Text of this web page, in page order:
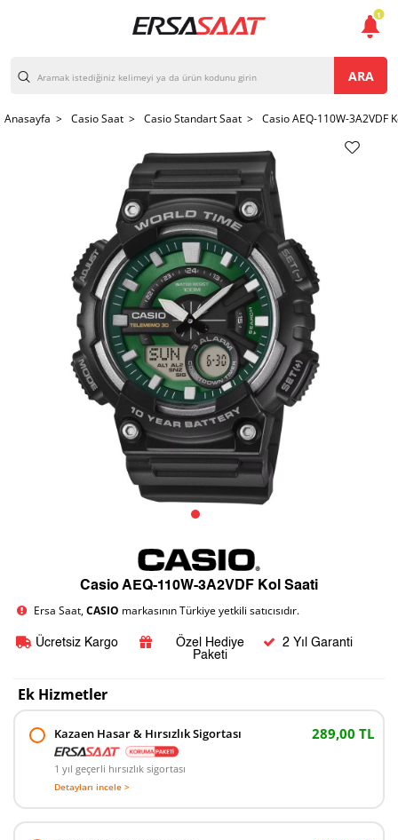
ARA
Anasayfa > Casio Saat > Casio Standart Saat > Casio AEQ-110W-3A2VDF
Casio AEQ-110W-3A2VDF Kol Saati
Ersa Saat,CASIO markasının Türkiye yetkili satıcısıdır.
Ücretsiz Kargo
Özel Hediye
Paketi
2 Yıl Garanti
Ek Hizmetler
Kazaen Hasar & Hırsızlık Sigortası 289,00 TL
1 yıl geçerli hırsızlık sigortası
Detayları incele >
1